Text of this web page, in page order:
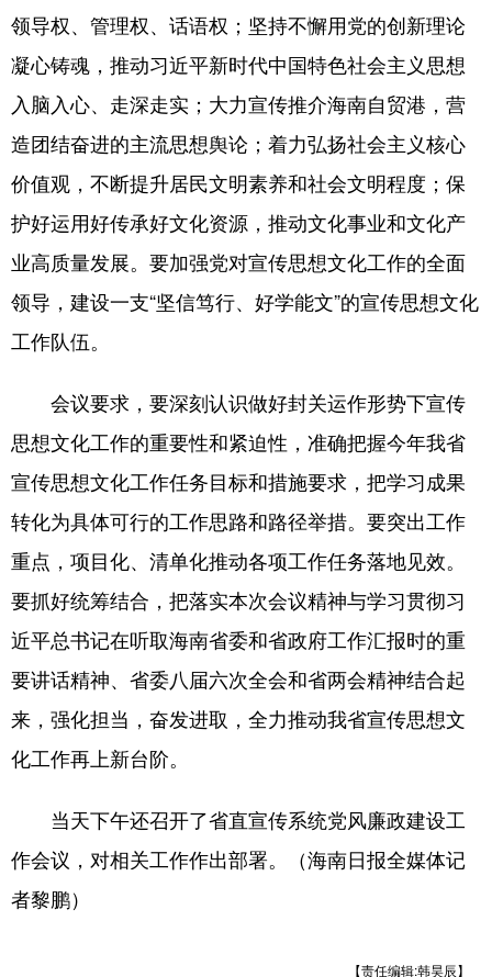
领导权、管理权、话语权；坚持不懈用党的创新理论
凝心铸魂，推动习近平新时代中国特色社会主义思想
入脑入心、走深走实；大力宣传推介海南自贸港，营
造团结奋进的主流思想舆论；着力弘扬社会主义核心
价值观，不断提升居民文明素养和社会文明程度；保
护好运用好传承好文化资源，推动文化事业和文化产
业高质量发展。要加强党对宣传思想文化工作的全面
领导，建设一支“坚信笃行、好学能文”的宣传思想文化
工作队伍。
会议要求，要深刻认识做好封关运作形势下宣传
思想文化工作的重要性和紧迫性，准确把握今年我省
宣传思想文化工作任务目标和措施要求，把学习成果
转化为具体可行的工作思路和路径举措。要突出工作
重点，项目化、清单化推动各项工作任务落地见效。
要抓好统筹结合，把落实本次会议精神与学习贯彻习
近平总书记在听取海南省委和省政府工作汇报时的重
要讲话精神、省委八届六次全会和省两会精神结合起
来，强化担当，奋发进取，全力推动我省宣传思想文
化工作再上新台阶。
当天下午还召开了省直宣传系统党风廉政建设工
作会议，对相关工作作出部署。（海南日报全媒体记
者黎鹏）
【责任编辑:韩昊辰】